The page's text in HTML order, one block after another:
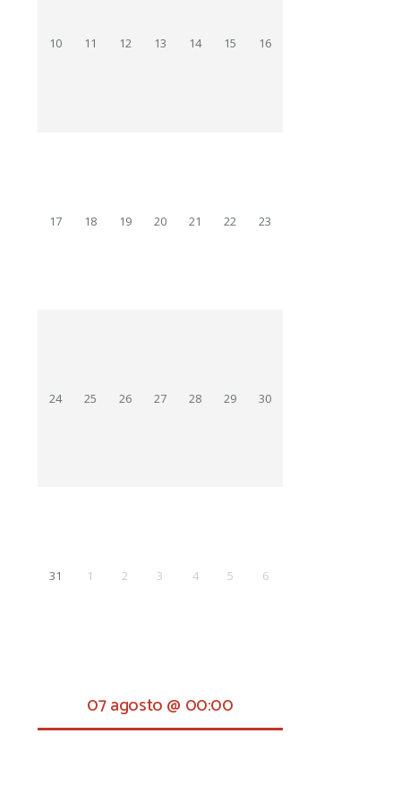
10 11 12 13 14 15 16
17 18 19 20 21 22 23
24 25 26 27 28 29 30
31 1 2 3 4 5 6
07 agosto @ 00:00